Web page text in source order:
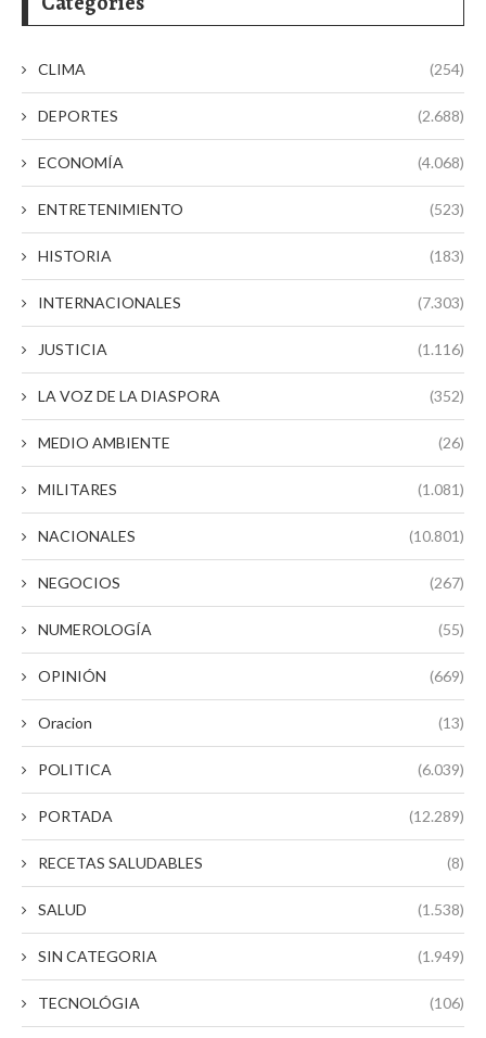
CLIMA (254)
DEPORTES (2.688)
ECONOMÍA (4.068)
ENTRETENIMIENTO (523)
HISTORIA (183)
INTERNACIONALES (7.303)
JUSTICIA (1.116)
LA VOZ DE LA DIASPORA (352)
MEDIO AMBIENTE (26)
MILITARES (1.081)
NACIONALES (10.801)
NEGOCIOS (267)
NUMEROLOGÍA (55)
OPINIÓN (669)
Oracion (13)
POLITICA (6.039)
PORTADA (12.289)
RECETAS SALUDABLES (8)
SALUD (1.538)
SIN CATEGORIA (1.949)
TECNOLÓGIA (106)